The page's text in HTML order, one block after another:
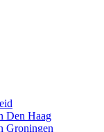
Den Haag
Groningen